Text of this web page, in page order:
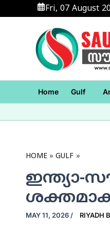
to
Fri, 07 August
Home Gulf
HOME GULF
ഇന്ത്യാ-
MAY 11, 2026 / RIYADH